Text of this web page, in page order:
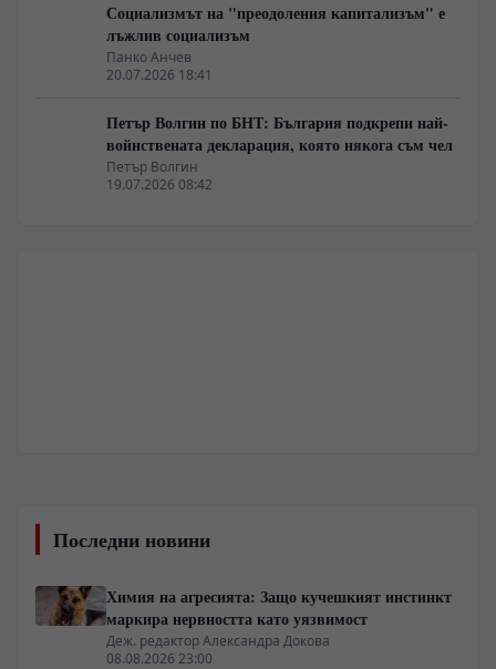
Социализмът на "преодоления капитализъм" е
лъжлив социализъм
Панко Анчев
20.07.2026 18:41
Петър Волгин по БНТ: България подкрепи най-
войнствената декларация, която някога съм чел
Петър Волгин
19.07.2026 08:42
Последни новини
Химия на агресията: Защо кучешкият инстинкт
маркира нервността като уязвимост
Деж. редактор Александра Докова
08.08.2026 23:00